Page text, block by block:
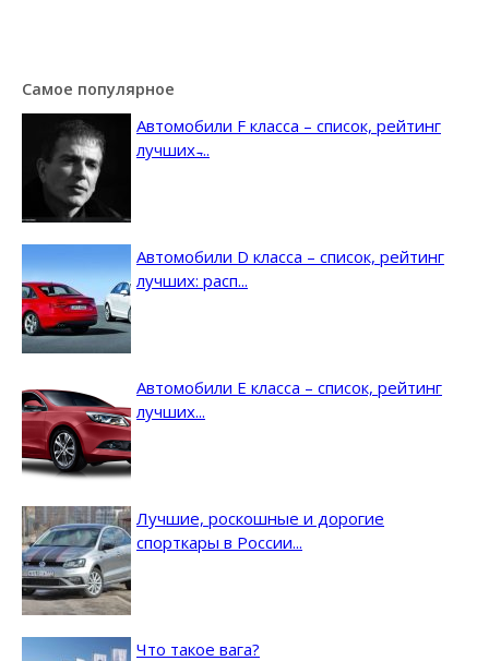
Самое популярное
Автомобили F класса – список, рейтинг
лучших ̵...
Автомобили D класса – список, рейтинг
лучших: расп...
Автомобили E класса – список, рейтинг
лучших...
Лучшие, роскошные и дорогие
спорткары в России...
Что такое вага?